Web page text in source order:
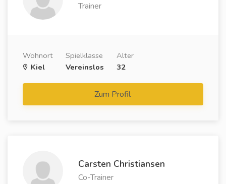
Trainer
Wohnort
Kiel
Spielklasse
Vereinslos
Alter
32
Zum Profil
Carsten Christiansen
Co-Trainer